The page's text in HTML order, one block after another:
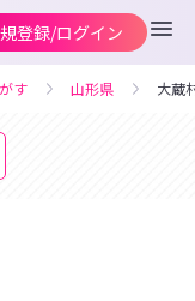
登録/ログイン
す 山形県 大蔵